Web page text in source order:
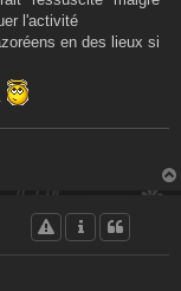
l'activité
en des lieux si